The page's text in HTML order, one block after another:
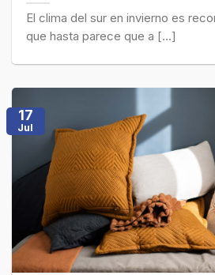
El clima del sur en invierno es
que hasta parece que a [...]
17
Jul